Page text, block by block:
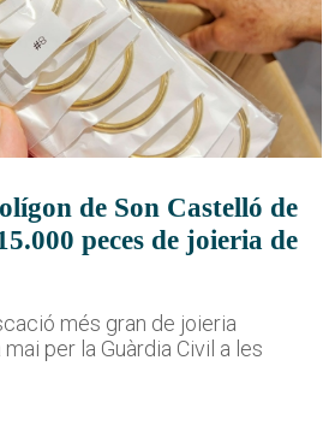
de Son Castelló de
peces de joieria de
més gran de joieria
per la Guàrdia Civil a les